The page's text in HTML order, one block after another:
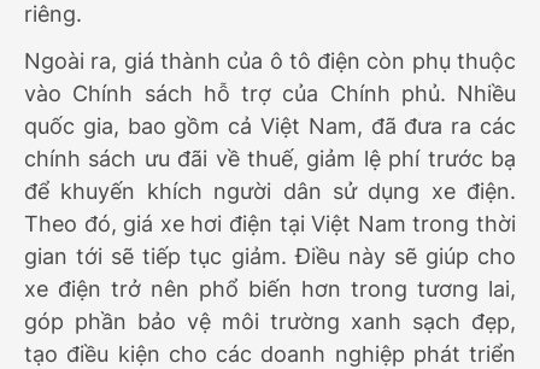
riêng.
Ngoài ra, giá thành của ô tô điện còn phụ thuộc
vào Chính sách hỗ trợ của Chính phủ. Nhiều
quốc gia, bao gồm cả Việt Nam, đã đưa ra các
chính sách ưu đãi về thuế, giảm lệ phí trước bạ
để khuyến khích người dân sử dụng xe điện.
Theo đó, giá xe hơi điện tại Việt Nam trong thời
gian tới sẽ tiếp tục giảm. Điều này sẽ giúp cho
xe điện trở nên phổ biến hơn trong tương lai,
góp phần bảo vệ môi trường xanh sạch đẹp,
tạo điều kiện cho các doanh nghiệp phát triển